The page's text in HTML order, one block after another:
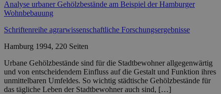
Analyse urbaner Gehölzbestände am Beispiel der Hamburger
Wohnbebauung
Schriftenreihe agrarwissenschaftliche Forschungsergebnisse
Hamburg 1994, 220 Seiten
Urbane Gehölzbestände sind für die Stadtbewohner allgegenwärtig
und von entscheidendem Einfluss auf die Gestalt und Funktion ihres
unmittelbaren Umfeldes. So wichtig städtische Gehölzbestände für
das tägliche Leben der Stadtbewohner auch sind, […]